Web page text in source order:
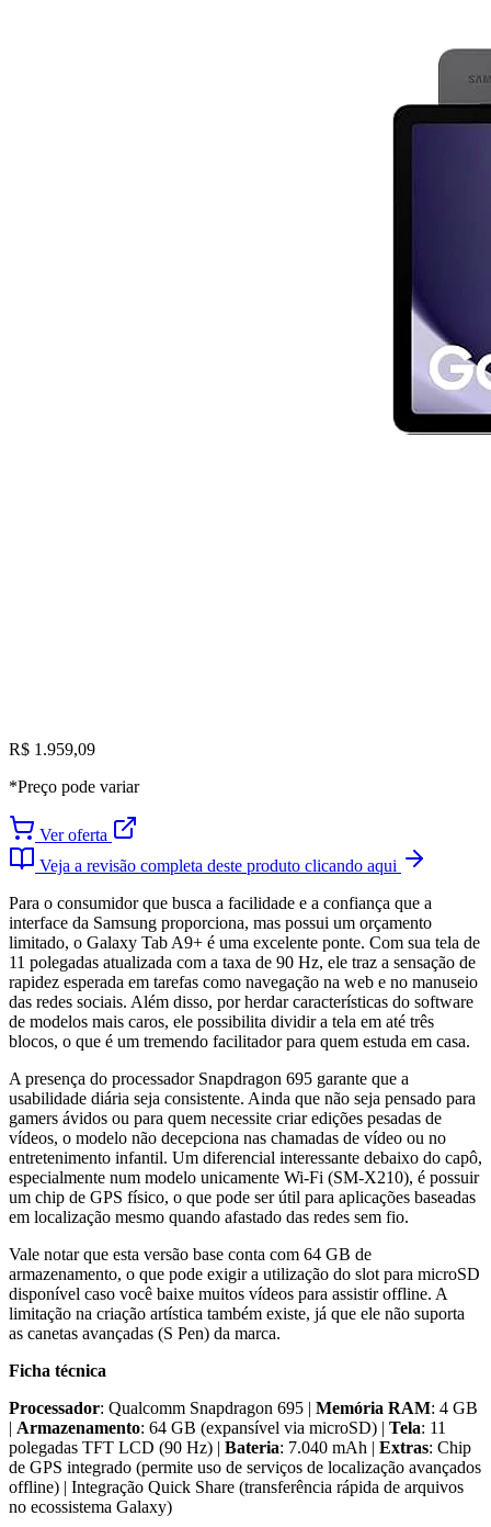
R$ 1.959,09
*Preço pode variar
Ver oferta
Veja a revisão completa deste produto clicando aqui
Para o consumidor que busca a facilidade e a confiança que a
interface da Samsung proporciona, mas possui um orçamento
limitado, o Galaxy Tab A9+ é uma excelente ponte. Com sua tela de
11 polegadas atualizada com a taxa de 90 Hz, ele traz a sensação de
rapidez esperada em tarefas como navegação na web e no manuseio
das redes sociais. Além disso, por herdar características do software
de modelos mais caros, ele possibilita dividir a tela em até três
blocos, o que é um tremendo facilitador para quem estuda em casa.
A presença do processador Snapdragon 695 garante que a
usabilidade diária seja consistente. Ainda que não seja pensado para
gamers ávidos ou para quem necessite criar edições pesadas de
vídeos, o modelo não decepciona nas chamadas de vídeo ou no
entretenimento infantil. Um diferencial interessante debaixo do capô,
especialmente num modelo unicamente Wi-Fi (SM-X210), é possuir
um chip de GPS físico, o que pode ser útil para aplicações baseadas
em localização mesmo quando afastado das redes sem fio.
Vale notar que esta versão base conta com 64 GB de
armazenamento, o que pode exigir a utilização do slot para microSD
disponível caso você baixe muitos vídeos para assistir offline. A
limitação na criação artística também existe, já que ele não suporta
as canetas avançadas (S Pen) da marca.
Ficha técnica
Processador: Qualcomm Snapdragon 695 | Memória RAM: 4 GB
| Armazenamento: 64 GB (expansível via microSD) | Tela: 11
polegadas TFT LCD (90 Hz) | Bateria: 7.040 mAh | Extras: Chip
de GPS integrado (permite uso de serviços de localização avançados
offline) | Integração Quick Share (transferência rápida de arquivos
no ecossistema Galaxy)